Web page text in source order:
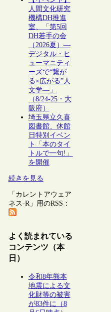
人間文化研究
機構DH推進
室、「第5回
DH若手の会
（2026夏）―
デジタル・ヒ
ューマニティ
ーズで“繋が
る×広がる”人
文学―」
（8/24-25・大
阪府）
埼玉県立久喜
図書館、休館
日特別イベン
ト「本のタイ
トルで一句!」
を開催
続きを見る
「カレントアウェア
ネス-R」用のRSS：
よく読まれている
コンテンツ（本
日）
令和8年熊本
地震による文
化財等の被害
が83件に（8